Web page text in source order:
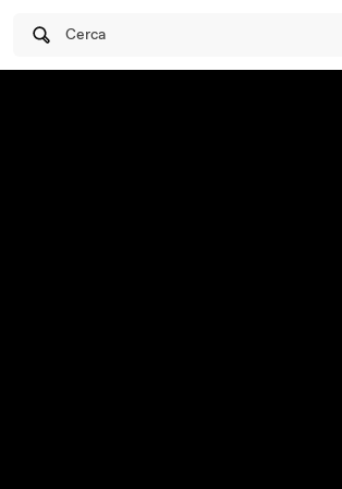
Cerca